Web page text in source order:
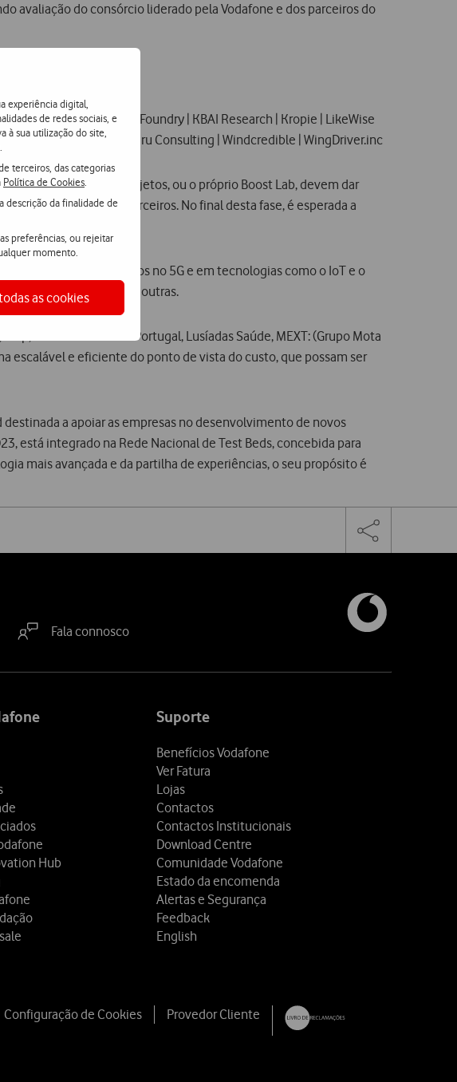
experiência digital,
de redes sociais, e
à sua utilização do site,
terceiros, das categorias
Política de Cookies
descrição da finalidade de
preferências, ou rejeitar
momento.
as cookies
avaliação do consórcio liderado pela Vodafone e dos parceiros do
Studios | Infinite Foundry | KBAI Research | Kropie | LikeWise
| VisionSpace | Wakaru Consulting | Windcredible | WingDriver.inc
a que os projetos, ou o próprio Boost Lab, devem dar
com inovadores e parceiros. No final desta fase, é esperada a
projetos-piloto baseados no 5G e em tecnologias como o IoT e o
cloud computing, entre outras.
Infraestruturas de Portugal, Lusíadas Saúde, MEXT: (Grupo Mota
escalável e eficiente do ponto de vista do custo, que possam ser
destinada a apoiar as empresas no desenvolvimento de novos
está integrado na Rede Nacional de Test Beds, concebida para
mais avançada e da partilha de experiências, o seu propósito é
Toggle
FacebookTwitter
Fala connosco
Hub
Suporte
Benefícios Vodafone
Ver Fatura
Lojas
Contactos
Contactos Institucionais
Download Centre
Comunidade Vodafone
Estado da encomenda
Alertas e Segurança
Feedback
English
Configuração de Cookies Provedor Cliente